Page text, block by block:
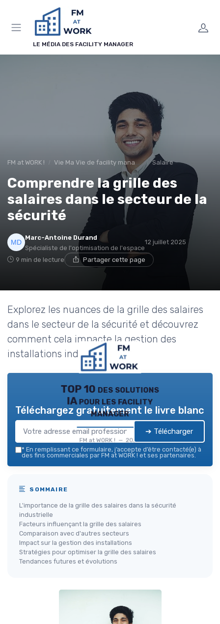
LE MÉDIA DES FACILITY MANAGER
FM at WORK ! Vie Ma Vie de facility manager Salaire
Comprendre la grille des
salaires dans le secteur de la
sécurité
Marc-Antoine Durand
Spécialiste de l'optimisation de l'espace
12 juillet 2025
9 min de lecture Partager cette page
Explorez les nuances de la grille des salaires
dans le secteur de la sécurité et découvrez
comment cela impacte la gestion des
installations industrielles.
TOP 10 des solutions
IA pour les facility
manager
FM at WORK ! — 2026
Téléchargez gratuitement le livre blanc
➔ Télécharger
* En remplissant ce formulaire, j’accepte d’être contacté(e) à
des fins commerciales par FM at WORK ! et ses partenaires.
SOMMAIRE
L'importance de la grille des salaires dans la sécurité
industrielle
Facteurs influençant la grille des salaires
Comparaison avec d'autres secteurs
Impact sur la gestion des installations
Stratégies pour optimiser la grille des salaires
Tendances futures et évolutions
Panneau de gestion des cookies